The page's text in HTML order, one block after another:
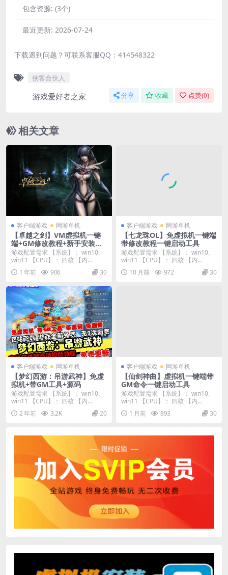
包含资源: (3个)
最近更新: 2026-07-24
下载遇到问题？可联系客服QQ：414548322
侠客合伙人
游戏爱好者之家 分享 收藏 点赞(0)
相关文章
客户端游戏 网游单机
【卓越之剑】VM虚拟机一键
端+GM修改教程+新手安装教
程
游戏配置需求 【系统】： win10、
win11 【CPU】： 四核 【内
存】：...
1 年前 906 30
客户端游戏 网游单机
【七龙珠OL】免虚拟机一键端
带修改教程一键启动工具
游戏配置需求 【系统】： win10、
win11 【CPU】： 四核 【内
存】：...
10 月前 972 30
客户端游戏 网游单机
【梦幻西游：吊游武神】免虚
拟机+带GM工具+源码
游戏配置需求 【系统】： win10、
win11 【CPU】： 四核 【内
存】：...
2 年前 3.2K 20
客户端游戏 网游单机
【仙剑神曲】虚拟机一键端带
GM命令一键启动工具
游戏配置需求 【系统】： win10、
win11 【CPU】： 四核 【内
存】：...
1 月前 893 30